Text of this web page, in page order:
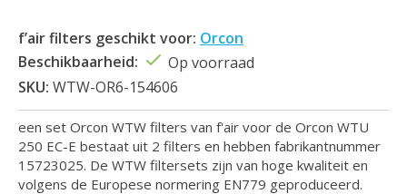
f’air filters geschikt voor: Orcon
Beschikbaarheid:
Op voorraad
SKU: WTW-OR6-154606
een set Orcon WTW filters van f'air voor de Orcon WTU
250 EC-E bestaat uit 2 filters en hebben fabrikantnummer
15723025. De WTW filtersets zijn van hoge kwaliteit en
volgens de Europese normering EN779 geproduceerd.